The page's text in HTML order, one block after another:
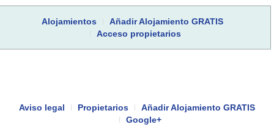
Alojamientos
Añadir Alojamiento GRATIS
Acceso propietarios
Aviso legal Propietarios
Añadir Alojamiento GRATIS
Google+